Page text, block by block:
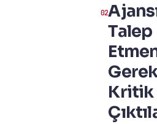
Talep
Kritik